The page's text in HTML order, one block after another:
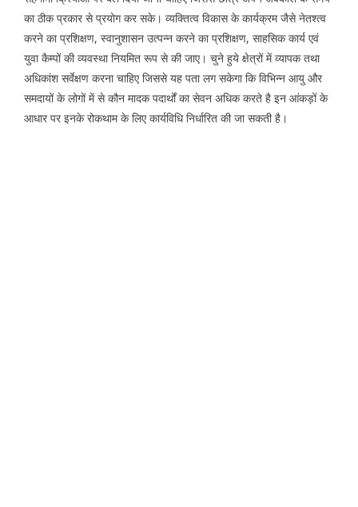
का ठीक प्रकार से प्रयोग कर सके। व्यक्तित्व विकास के कार्यक्रम जैसे नेतश्त्व
करने का प्रशिक्षण, स्वानुशासन उत्पन्न करने का प्रशिक्षण, साहसिक कार्य एवं
युवा कैम्पों की व्यवस्था नियमित रूप से की जाए। चुने हुये क्षेत्रों में व्यापक तथा
अधिकांश सर्वेक्षण करना चाहिए जिससे यह पता लग सकेगा कि विभिन्न आयु और
समदायों के लोगों में से कौन मादक पदार्थों का सेवन अधिक करते है इन आंकड़ों के
आधार पर इनके रोकथाम के लिए कार्यविधि निर्धारित की जा सकती है।